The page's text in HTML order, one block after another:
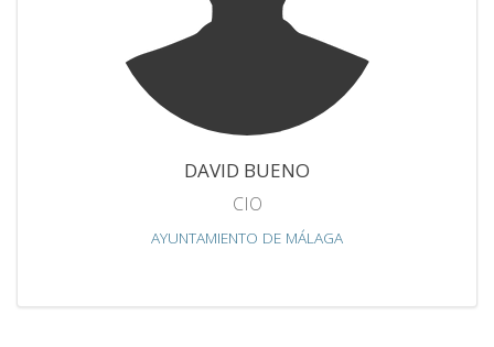
DAVID BUENO
CIO
AYUNTAMIENTO DE MÁLAGA